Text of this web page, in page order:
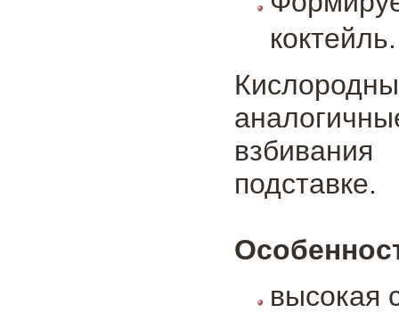
коктейль.
подставке.
высокая